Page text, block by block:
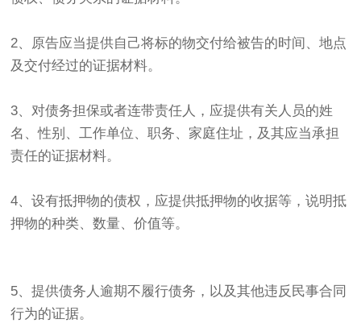
2、原告应当提供自己将标的物交付给被告的时间、地点
及交付经过的证据材料。
3、对债务担保或者连带责任人，应提供有关人员的姓
名、性别、工作单位、职务、家庭住址，及其应当承担
责任的证据材料。
4、设有抵押物的债权，应提供抵押物的收据等，说明抵
押物的种类、数量、价值等。
5、提供债务人逾期不履行债务，以及其他违反民事合同
行为的证据。